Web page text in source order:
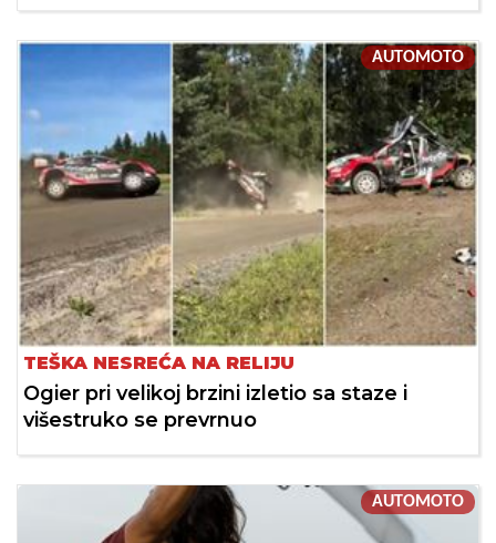
AUTOMOTO
TEŠKA NESREĆA NA RELIJU
Ogier pri velikoj brzini izletio sa staze i
višestruko se prevrnuo
AUTOMOTO